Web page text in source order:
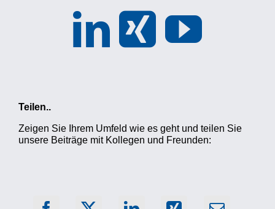
Teilen..
Zeigen Sie Ihrem Umfeld wie es geht und teilen Sie
unsere Beiträge mit Kollegen und Freunden: